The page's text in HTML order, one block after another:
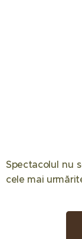
Spectacolul nu
cele mai
12.05.2026
Eliminare